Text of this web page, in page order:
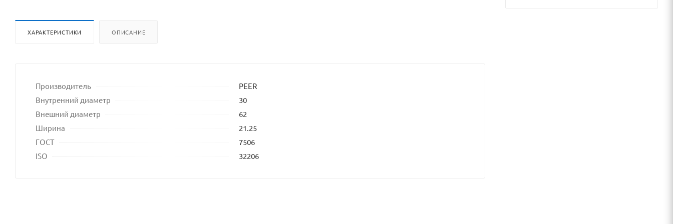
ХАРАКТЕРИСТИКИ ОПИСАНИЕ
Производитель
PEER
Внутренний диаметр
30
Внешний диаметр
62
Ширина
21.25
ГОСТ
7506
ISO
32206